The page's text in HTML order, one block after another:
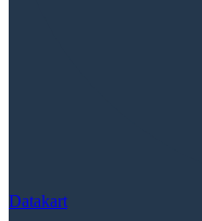
Datakart